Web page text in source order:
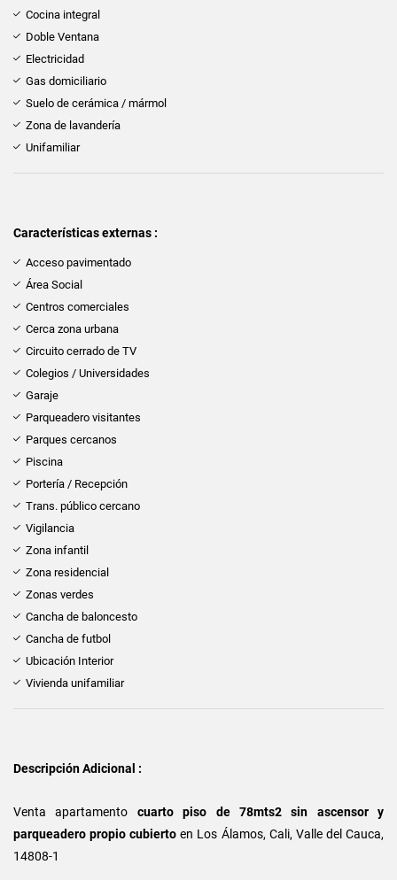
Cocina integral
Doble Ventana
Electricidad
Gas domiciliario
Suelo de cerámica / mármol
Zona de lavandería
Unifamiliar
Características externas :
Acceso pavimentado
Área Social
Centros comerciales
Cerca zona urbana
Circuito cerrado de TV
Colegios / Universidades
Garaje
Parqueadero visitantes
Parques cercanos
Piscina
Portería / Recepción
Trans. público cercano
Vigilancia
Zona infantil
Zona residencial
Zonas verdes
Cancha de baloncesto
Cancha de futbol
Ubicación Interior
Vivienda unifamiliar
Descripción Adicional :
Venta apartamento cuarto piso de 78mts2 sin ascensor y
parqueadero propio cubiertoen Los Álamos, Cali, Valle del Cauca,
14808-1